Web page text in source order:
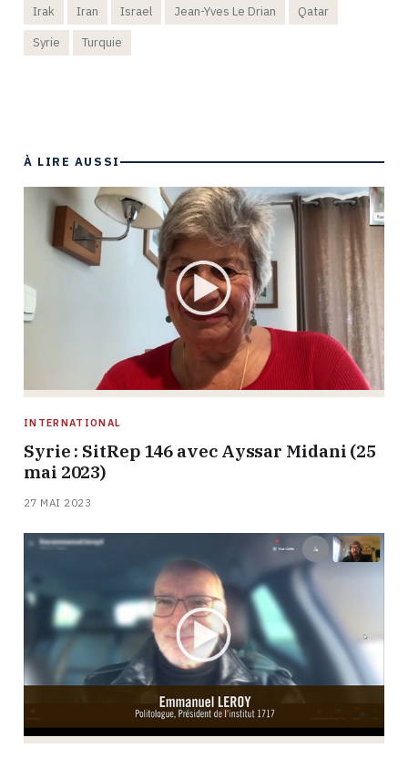
Irak
Iran Israel Jean-Yves Le Drian
Qatar
Syrie
Turquie
À LIRE AUSSI
INTERNATIONAL
Syrie : SitRep 146 avec Ayssar Midani (25
mai 2023)
27 MAI 2023